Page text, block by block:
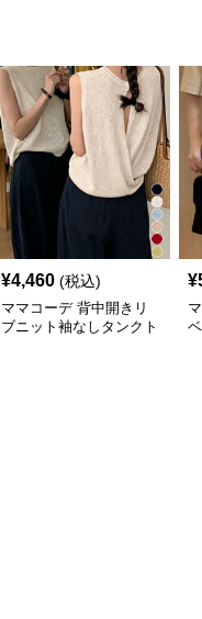
¥4,460 (税込)
ママコーデ 背中開きリ
ブニット袖なしタンクト
¥